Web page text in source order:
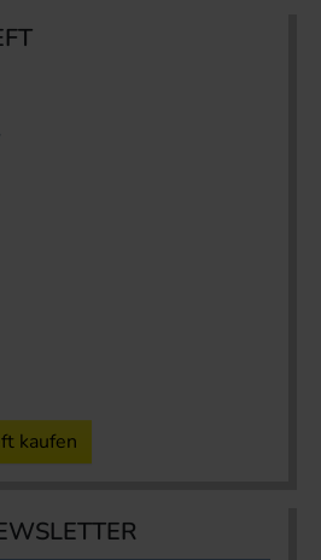
kaufen